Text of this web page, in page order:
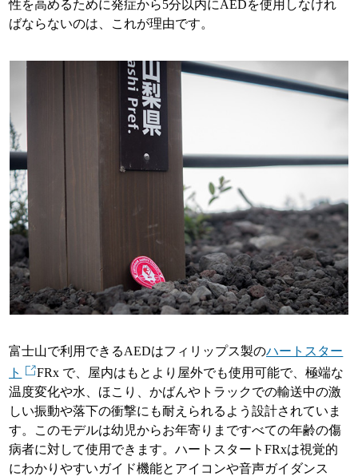
性を高めるために発症から5分以内にAEDを使用しなけれ
ばならないのは、これが理由です。
富士山で利用できるAEDはフィリップス製のハートスター
ト
FRx で、屋内はもとより屋外でも使用可能で、極端な
温度変化や水、ほこり、かばんやトラックでの輸送中の激
しい振動や落下の衝撃にも耐えられるよう設計されていま
す。このモデルは幼児からお年寄りまですべての年齢の傷
病者に対して使用できます。ハートスタートFRxは視覚的
にわかりやすいガイド機能とアイコンや音声ガイダンス